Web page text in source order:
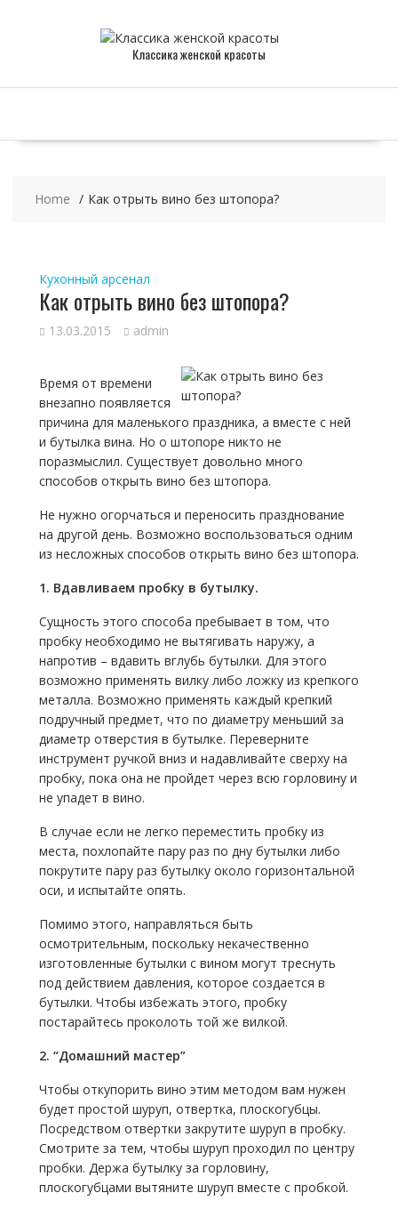
Классика женской красоты
Home Как отрыть вино без штопора?
Кухонный арсенал
Как отрыть вино без штопора?
13.03.2015 admin
Время от времени
внезапно появляется
причина для маленького праздника, а вместе с ней
и бутылка вина. Но о штопоре никто не
поразмыслил. Существует довольно много
способов открыть вино без штопора.
Не нужно огорчаться и переносить празднование
на другой день. Возможно воспользоваться одним
из несложных способов открыть вино без штопора.
1. Вдавливаем пробку в бутылку.
Сущность этого способа пребывает в том, что
пробку необходимо не вытягивать наружу, а
напротив – вдавить вглубь бутылки. Для этого
возможно применять вилку либо ложку из крепкого
металла. Возможно применять каждый крепкий
подручный предмет, что по диаметру меньший за
диаметр отверстия в бутылке. Переверните
инструмент ручкой вниз и надавливайте сверху на
пробку, пока она не пройдет через всю горловину и
не упадет в вино.
В случае если не легко переместить пробку из
места, похлопайте пару раз по дну бутылки либо
покрутите пару раз бутылку около горизонтальной
оси, и испытайте опять.
Помимо этого, направляться быть
осмотрительным, поскольку некачественно
изготовленные бутылки с вином могут треснуть
под действием давления, которое создается в
бутылки. Чтобы избежать этого, пробку
постарайтесь проколоть той же вилкой.
2. “Домашний мастер”
Чтобы откупорить вино этим методом вам нужен
будет простой шуруп, отвертка, плоскогубцы.
Посредством отвертки закрутите шуруп в пробку.
Смотрите за тем, чтобы шуруп проходил по центру
пробки. Держа бутылку за горловину,
плоскогубцами вытяните шуруп вместе с пробкой.